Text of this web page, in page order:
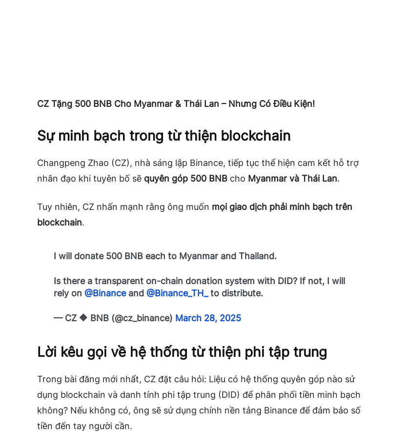
CZ Tặng 500 BNB Cho Myanmar & Thái Lan – Nhưng Có Điều Kiện!
Sự minh bạch trong từ thiện blockchain
Changpeng Zhao (CZ), nhà sáng lập Binance, tiếp tục thể hiện cam kết hỗ trợ
nhân đạo khi tuyên bố sẽ quyên góp 500 BNB cho Myanmar và Thái Lan.
Tuy nhiên, CZ nhấn mạnh rằng ông muốn mọi giao dịch phải minh bạch trên
blockchain.
I will donate 500 BNB each to Myanmar and Thailand.
Is there a transparent on-chain donation system with DID? If not, I will
rely on @Binanceand @Binance_TH_to distribute.
— CZ 🔶 BNB (@cz_binance) March 28, 2025
Lời kêu gọi về hệ thống từ thiện phi tập trung
Trong bài đăng mới nhất, CZ đặt câu hỏi: Liệu có hệ thống quyên góp nào sử
dụng blockchain và danh tính phi tập trung (DID) để phân phối tiền minh bạch
không? Nếu không có, ông sẽ sử dụng chính nền tảng Binance để đảm bảo số
tiền đến tay người cần.